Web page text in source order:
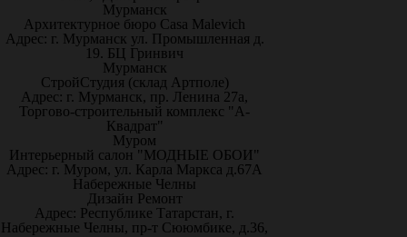
Мурманск
Архитектурное бюро Casa Malevich
Адрес: г. Мурманск ул. Промышленная д.
19. БЦ Гринвич
Мурманск
СтройСтудия (склад Артполе)
Адрес: г. Мурманск, пр. Ленина 27а,
Торгово-строительный комплекс "А-
Квадрат"
Муром
Интерьерный салон "МОДНЫЕ ОБОИ"
Адрес: г. Муром, ул. Карла Маркса д.67А
Набережные Челны
Дизайн Ремонт
Адрес: Республике Татарстан, г.
Набережные Челны, пр-т Сююмбике, д.36,